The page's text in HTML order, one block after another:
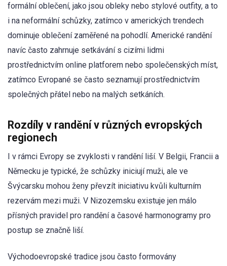
formální oblečení, jako jsou obleky nebo stylové outfity, a to
i na neformální schůzky, zatímco v amerických trendech
dominuje oblečení zaměřené na pohodlí. Americké randění
navíc často zahrnuje setkávání s cizími lidmi
prostřednictvím online platforem nebo společenských míst,
zatímco Evropané se často seznamují prostřednictvím
společných přátel nebo na malých setkáních.
Rozdíly v randění v různých evropských
regionech
I v rámci Evropy se zvyklosti v randění liší. V Belgii, Francii a
Německu je typické, že schůzky iniciují muži, ale ve
Švýcarsku mohou ženy převzít iniciativu kvůli kulturním
rezervám mezi muži. V Nizozemsku existuje jen málo
přísných pravidel pro randění a časové harmonogramy pro
postup se značně liší.
Východoevropské tradice jsou často formovány